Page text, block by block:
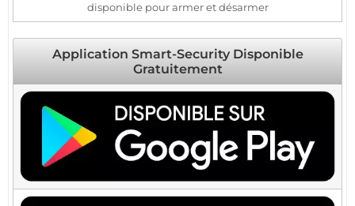
disponible pour armer et désarmer
Application Smart-Security Disponible
Gratuitement